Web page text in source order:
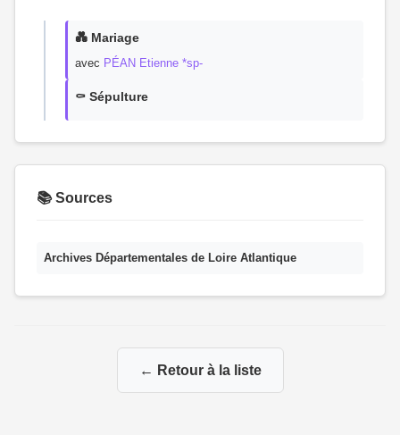
💑 Mariage
avec PÉAN Etienne *sp-
⚰️ Sépulture
📚 Sources
Archives Départementales de Loire Atlantique
← Retour à la liste